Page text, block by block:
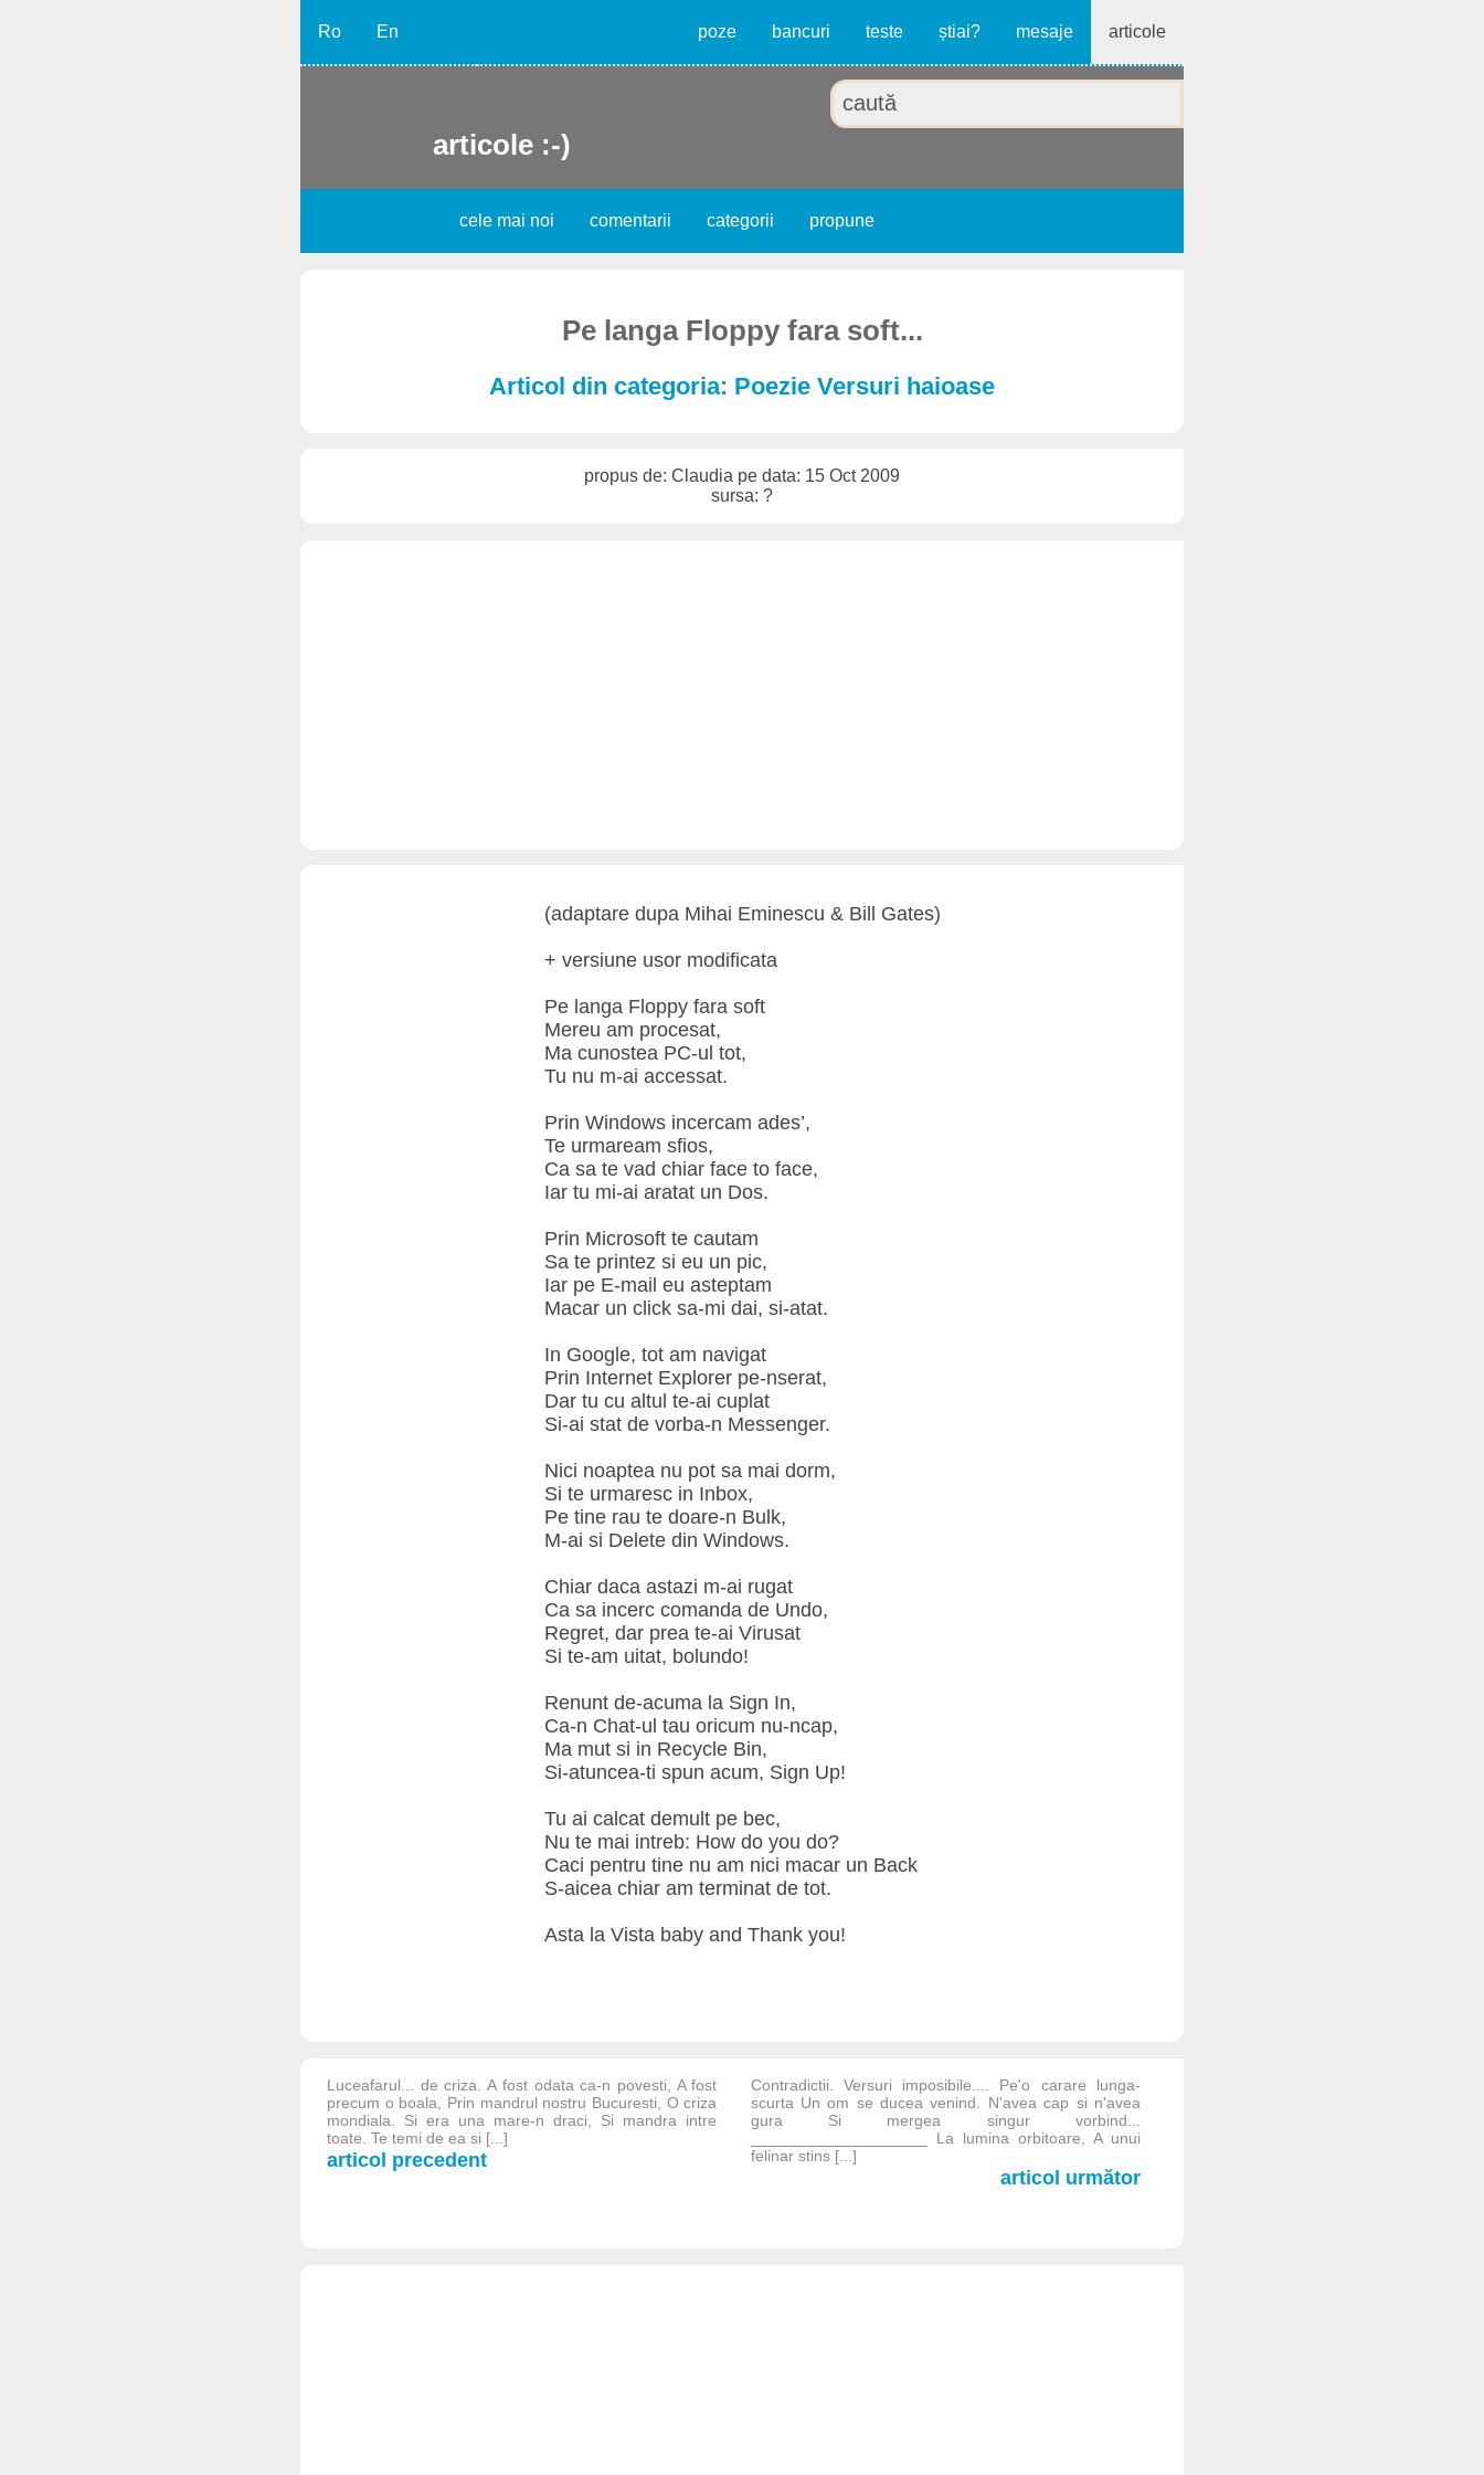
Ro En poze bancuri teste știai? mesaje articole
articole :-)
cele mai noi comentarii categorii propune
Pe langa Floppy fara soft...
Articol din categoria: Poezie Versuri haioase
propus de: Claudia pe data: 15 Oct 2009
sursa: ?
(adaptare dupa Mihai Eminescu & Bill Gates)
+ versiune usor modificata
Pe langa Floppy fara soft
Mereu am procesat,
Ma cunostea PC-ul tot,
Tu nu m-ai accessat.
Prin Windows incercam ades’,
Te urmaream sfios,
Ca sa te vad chiar face to face,
Iar tu mi-ai aratat un Dos.
Prin Microsoft te cautam
Sa te printez si eu un pic,
Iar pe E-mail eu asteptam
Macar un click sa-mi dai, si-atat.
In Google, tot am navigat
Prin Internet Explorer pe-nserat,
Dar tu cu altul te-ai cuplat
Si-ai stat de vorba-n Messenger.
Nici noaptea nu pot sa mai dorm,
Si te urmaresc in Inbox,
Pe tine rau te doare-n Bulk,
M-ai si Delete din Windows.
Chiar daca astazi m-ai rugat
Ca sa incerc comanda de Undo,
Regret, dar prea te-ai Virusat
Si te-am uitat, bolundo!
Renunt de-acuma la Sign In,
Ca-n Chat-ul tau oricum nu-ncap,
Ma mut si in Recycle Bin,
Si-atuncea-ti spun acum, Sign Up!
Tu ai calcat demult pe bec,
Nu te mai intreb: How do you do?
Caci pentru tine nu am nici macar un Back
S-aicea chiar am terminat de tot.
Asta la Vista baby and Thank you!
Luceafarul... de criza. A fost odata ca-n povesti, A fost
precum o boala, Prin mandrul nostru Bucuresti, O criza
mondiala. Si era una mare-n draci, Si mandra intre
toate. Te temi de ea si [...]
articol precedent
Contradictii. Versuri imposibile.... Pe'o carare lunga-
scurta Un om se ducea venind. N'avea cap si n'avea
gura Si mergea singur vorbind...
____________________ La lumina orbitoare, A unui
felinar stins [...]
articol următor